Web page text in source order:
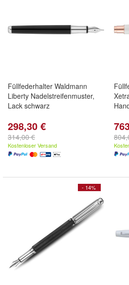
Füllfederhalter Waldmann
Liberty Nadelstreifenmuster,
Lack schwarz
298,30 €
314,00 €
Kostenloser Versand
- 14%